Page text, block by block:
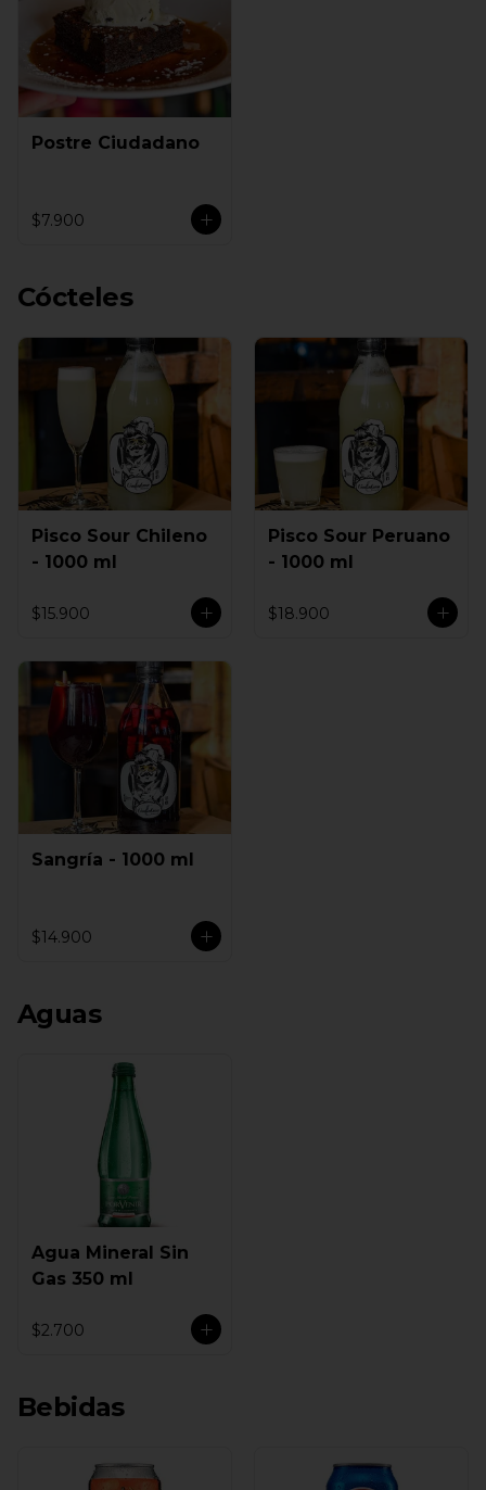
Postre Ciudadano
$7.900
Cócteles
Pisco Sour Chileno
- 1000 ml
$15.900
Pisco Sour Peruano
- 1000 ml
$18.900
Sangría - 1000 ml
$14.900
Aguas
Agua Mineral Sin
Gas 350 ml
$2.700
Bebidas